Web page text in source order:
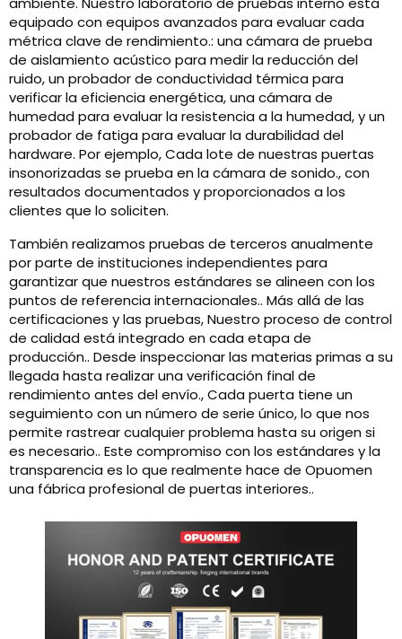
equipado con equipos avanzados para evaluar cada
métrica clave de rendimiento.: una cámara de prueba
de aislamiento acústico para medir la reducción del
ruido, un probador de conductividad térmica para
verificar la eficiencia energética, una cámara de
humedad para evaluar la resistencia a la humedad, y un
probador de fatiga para evaluar la durabilidad del
hardware. Por ejemplo, Cada lote de nuestras puertas
insonorizadas se prueba en la cámara de sonido., con
resultados documentados y proporcionados a los
clientes que lo soliciten.
También realizamos pruebas de terceros anualmente
por parte de instituciones independientes para
garantizar que nuestros estándares se alineen con los
puntos de referencia internacionales.. Más allá de las
certificaciones y las pruebas, Nuestro proceso de control
de calidad está integrado en cada etapa de
producción.. Desde inspeccionar las materias primas a su
llegada hasta realizar una verificación final de
rendimiento antes del envío., Cada puerta tiene un
seguimiento con un número de serie único, lo que nos
permite rastrear cualquier problema hasta su origen si
es necesario.. Este compromiso con los estándares y la
transparencia es lo que realmente hace de Opuomen
una fábrica profesional de puertas interiores..